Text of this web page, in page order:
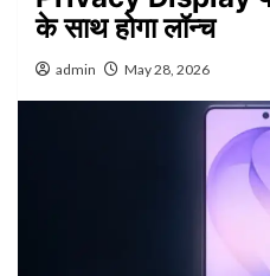
के साथ होगा लॉन्च
admin May 28, 2026